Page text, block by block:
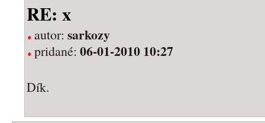
RE: x
autor: sarkozy
pridané: 06-01-2010 10:27
Dík.